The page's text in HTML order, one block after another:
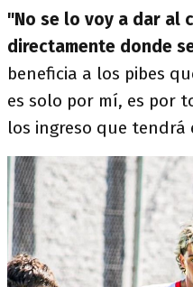
"No se lo voy a dar al
directamente donde
beneficia a los pibes
es solo por mí, es por
los ingreso que